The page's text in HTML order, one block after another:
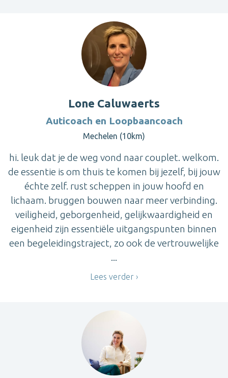
Lone Caluwaerts
Auticoach en Loopbaancoach
Mechelen (10km)
hi. leuk dat je de weg vond naar couplet. welkom.
de essentie is om thuis te komen bij jezelf, bij jouw
échte zelf. rust scheppen in jouw hoofd en
lichaam. bruggen bouwen naar meer verbinding.
veiligheid, geborgenheid, gelijkwaardigheid en
eigenheid zijn essentiële uitgangspunten binnen
een begeleidingstraject, zo ook de vertrouwelijke
...
Lees verder